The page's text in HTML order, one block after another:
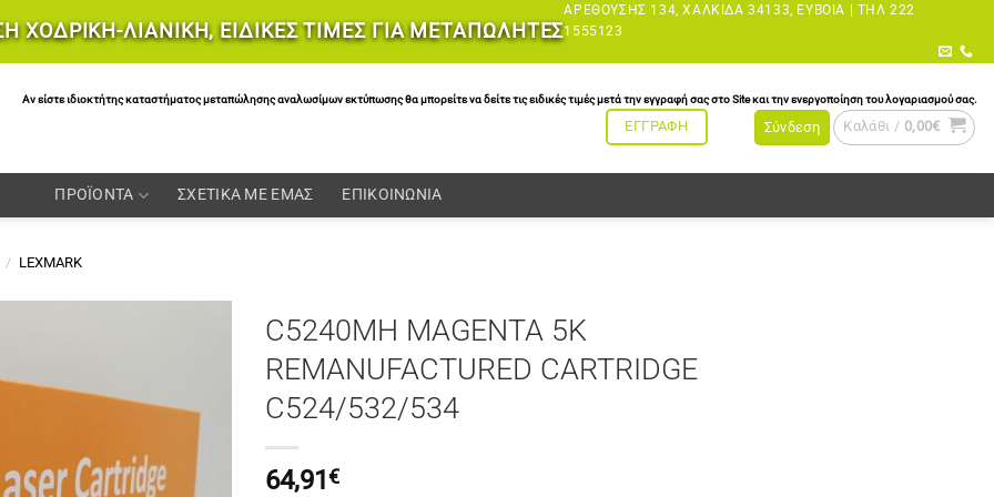
ΧΟΔΡΙΚΗ-ΛΙΑΝΙΚΗ, ΕΙΔΙΚΕΣ ΤΙΜΕΣ ΓΙΑ ΜΕΤΑΠΩΛΗΤΕΣ
ΑΡΕΘΟΎΣΗΣ 134, ΧΑΛΚΊΔΑ 34133, ΕΎΒΟΙΑ | ΤΗΛ 222
1555123
Αν είστε ιδιοκτήτης καταστήματος μεταπώλησης αναλωσίμων εκτύπωσης θα μπορείτε να δείτε τις ειδικές τιμές μετά την εγγραφή σας στο Site και την ενεργοποίηση του λογαριασμού σας.
ΕΓΓΡΑΦΗ Σύνδεση Καλάθι / 0,00€
ΠΡΟΪΟΝΤΑ ΣΧΕΤΙΚΑ ΜΕ ΕΜΑΣ ΕΠΙΚΟΙΝΩΝΙΑ
/ LEXMARK
C5240MH MAGENTA 5K
REMANUFACTURED CARTRIDGE
C524/532/534
64,91 €